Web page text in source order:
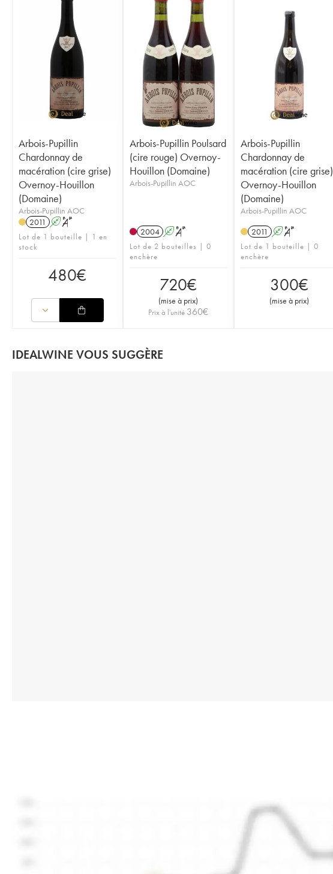
Arbois-Pupillin
Chardonnay de
macération (cire grise)
Overnoy-Houillon
(Domaine)
Arbois-Pupillin AOC
2011
A S
Lot de 1 bouteille | 1 en
stock
480€
Arbois-Pupillin Poulsard
(cire rouge) Overnoy-
Houillon (Domaine)
Arbois-Pupillin AOC
2004 A S
Lot de 2 bouteilles | 0
enchère
720€
(mise à prix)
Prix à l'unité 360€
Arbois-Pupillin
Chardonnay de
macération (cire grise)
Overnoy-Houillon
(Domaine)
Arbois-Pupillin AOC
2011 A S
Lot de 1 bouteille | 0
enchère
300€
(mise à prix)
IDEALWINE VOUS SUGGÈRE